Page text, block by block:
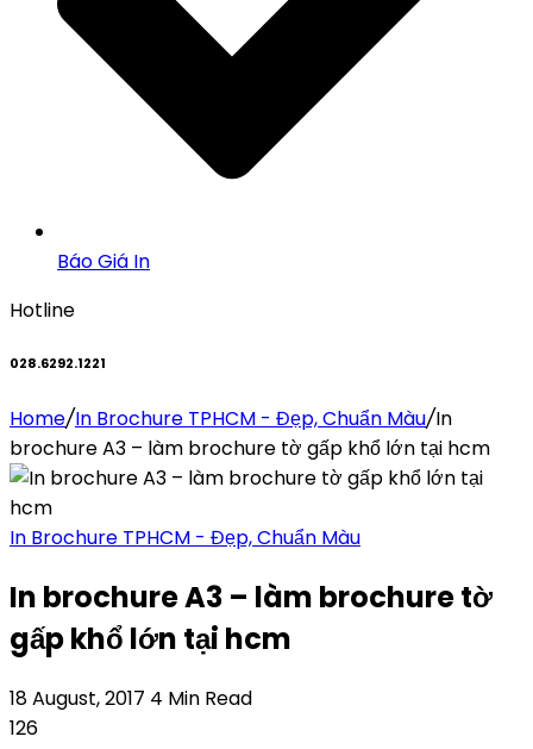
Báo Giá In
Hotline
028.6292.1221
Home/In Brochure TPHCM - Đẹp, Chuẩn Màu/In
brochure A3 – làm brochure tờ gấp khổ lớn tại hcm
In Brochure TPHCM - Đẹp, Chuẩn Màu
In brochure A3 – làm brochure tờ
gấp khổ lớn tại hcm
18 August, 2017 4 Min Read
126